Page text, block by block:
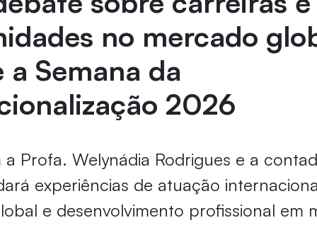
no mercado
Semana da
2026
Profa. Welynádia Rodrigues e a
experiências de atuação
e desenvolvimento profissional em